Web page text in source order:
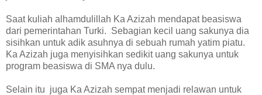
Saat kuliah alhamdulillah Ka Azizah mendapat beasiswa
dari pemerintahan Turki. Sebagian kecil uang sakunya dia
sisihkan untuk adik asuhnya di sebuah rumah yatim piatu.
Ka Azizah juga menyisihkan sedikit uang sakunya untuk
program beasiswa di SMA nya dulu.
Selain itu juga Ka Azizah sempat menjadi relawan untuk